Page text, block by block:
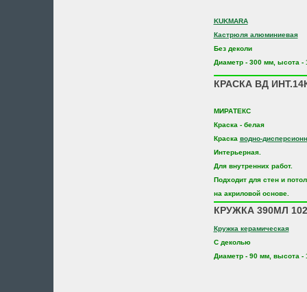
KUKMARA
Кастрюля алюминиевая
Без деколи
Диаметр - 300 мм, ысота -
КРАСКА ВД
МИРАТЕКС
Краска - белая
Краска водно-
Интерьерная.
Для внутренних работ.
Подходит для стен и
на акриловой основе.
КРУЖКА 390МЛ
Кружка керамическая
С деколью
Диаметр - 90 мм, высота -